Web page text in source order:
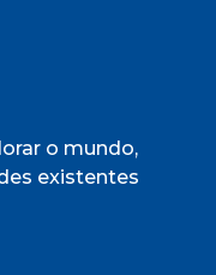
o mundo,
existentes